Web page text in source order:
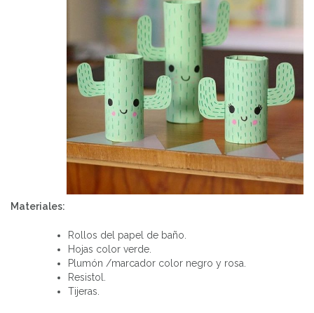
Materiales:
Rollos del papel de baño.
Hojas color verde.
Plumón /marcador color negro y rosa.
Resistol.
Tijeras.